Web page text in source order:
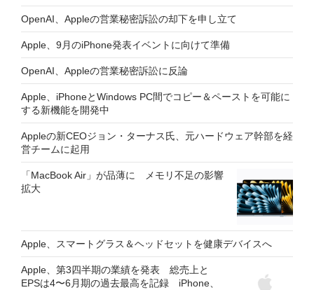
OpenAI、Appleの営業秘密訴訟の却下を申し立て
Apple、9月のiPhone発表イベントに向けて準備
OpenAI、Appleの営業秘密訴訟に反論
Apple、iPhoneとWindows PC間でコピー＆ペーストを可能に
する新機能を開発中
Appleの新CEOジョン・ターナス氏、元ハードウェア幹部を経
営チームに起用
「MacBook Air」が品薄に メモリ不足の影響
拡大
Apple、スマートグラス＆ヘッドセットを健康デバイスへ
Apple、第3四半期の業績を発表 総売上と
EPSは4〜6月期の過去最高を記録 iPhone、